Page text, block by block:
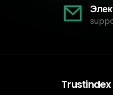
Trustindex